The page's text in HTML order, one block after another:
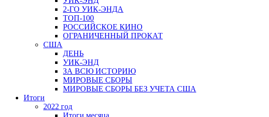
2-ГО УИК-ЭНДА
ТОП-100
РОССИЙСКОЕ КИНО
ОГРАНИЧЕННЫЙ ПРОКАТ
США
ДЕНЬ
УИК-ЭНД
ЗА ВСЮ ИСТОРИЮ
МИРОВЫЕ СБОРЫ
МИРОВЫЕ СБОРЫ БЕЗ УЧЕТА США
Итоги
2022 год
Итоги месяца